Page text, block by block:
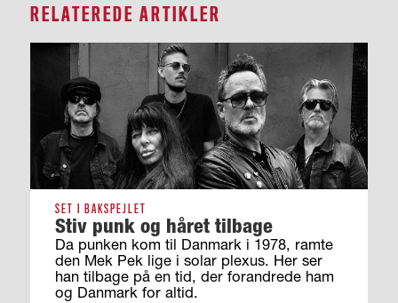
RELATEREDE ARTIKLER
SET I BAKSPEJLET
Stiv punk og håret tilbage
Da punken kom til Danmark i 1978, ramte
den Mek Pek lige i solar plexus. Her ser
han tilbage på en tid, der forandrede ham
og Danmark for altid.